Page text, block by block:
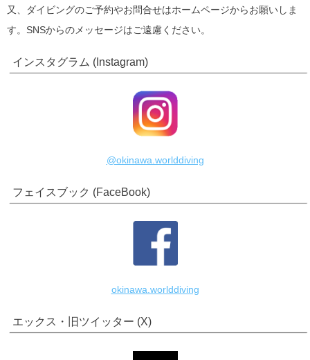
又、ダイビングのご予約やお問合せはホームページからお願いしま
す。SNSからのメッセージはご遠慮ください。
インスタグラム (Instagram)
@okinawa.worlddiving
フェイスブック (FaceBook)
okinawa.worlddiving
エックス・旧ツイッター (X)